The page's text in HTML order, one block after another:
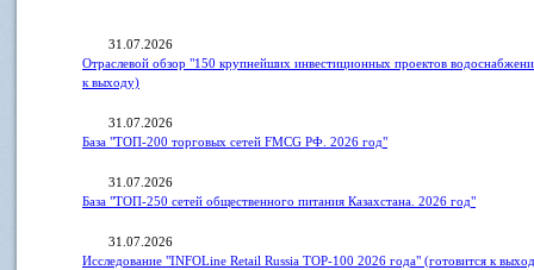
31.07.2026
Отраслевой обзор "150 крупнейших инвестиционных проектов
к выходу)
31.07.2026
База "ТОП-200 торговых сетей FMCG РФ. 2026 год"
31.07.2026
База "ТОП-250 сетей общественного питания Казахстана. 2026 год"
31.07.2026
Исследование "INFOLine Retail Russia ТOP-100 2026 года" (готовится к